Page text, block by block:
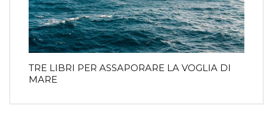
TRE LIBRI PER ASSAPORARE LA VOGLIA DI
MARE